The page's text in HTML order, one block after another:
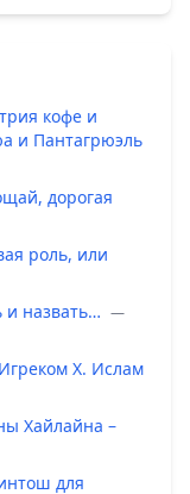
кофе и
и Пантагрюэль
дорогая
роль, или
и назвать… —
Х. Ислам
Хайлайна –
для